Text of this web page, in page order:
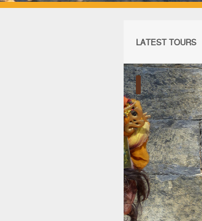
LATEST TOURS